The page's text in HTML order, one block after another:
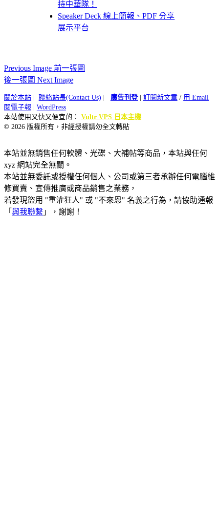
持中華隊！
Speaker Deck 線上簡報、PDF 分享
展示平台
Previous Image 前一張圖
後一張圖 Next Image
關於本站 聯絡站長(Contact Us) 廣告刊登| 訂閱新文章 / 用 Email
閱電子報
WordPress
本站使用又快又便宜的： Vultr VPS 日本主機
© 2026 版權所有，非經授權請勿全文轉貼
本站並無銷售任何軟體、光碟、大補帖等商品，本站與任何
xyz 網站完全無關。
本站並無委託或授權任何個人、公司或第三者承辦任何電腦維
修買賣、宣傳推廣或商品銷售之業務，
若發現盜用 "重灌狂人" 或 "不來恩" 名義之行為，請協助通報
「 與我聯繫 」，謝謝！